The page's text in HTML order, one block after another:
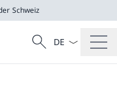
Schweiz
der Schweiz
Suche
Suche
Sprach